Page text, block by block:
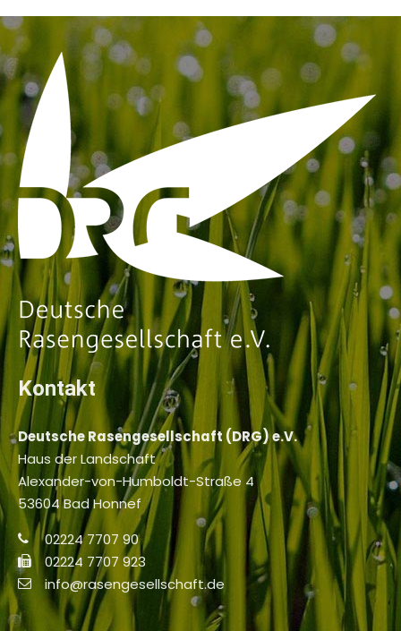
Kontakt
Deutsche Rasengesellschaft (DRG) e.V.
Haus der Landschaft
Alexander-von-Humboldt-Straße 4
53604 Bad Honnef
02224 7707 90
02224 7707 923
info@rasengesellschaft.de